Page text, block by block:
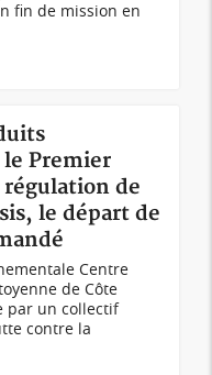
fin de mission en
Premier
de
le départ de
Centre
de Côte
par un collectif
contre la